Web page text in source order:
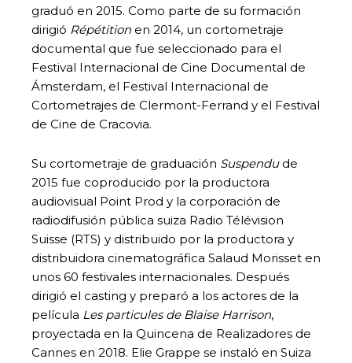
graduó en 2015. Como parte de su formación
dirigió Répétition en 2014, un cortometraje
documental que fue seleccionado para el
Festival Internacional de Cine Documental de
Ámsterdam, el Festival Internacional de
Cortometrajes de Clermont-Ferrand y el Festival
de Cine de Cracovia.
Su cortometraje de graduación Suspendude
2015 fue coproducido por la productora
audiovisual Point Prod y la corporación de
radiodifusión pública suiza Radio Télévision
Suisse (RTS) y distribuido por la productora y
distribuidora cinematográfica Salaud Morisset en
unos 60 festivales internacionales. Después
dirigió el casting y preparó a los actores de la
película Les particules de Blaise Harrison,
proyectada en la Quincena de Realizadores de
Cannes en 2018. Elie Grappe se instaló en Suiza